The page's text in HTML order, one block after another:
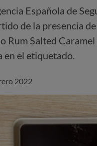
Española de
de la presencia
Rum Salted
en el etiquetado.
2022